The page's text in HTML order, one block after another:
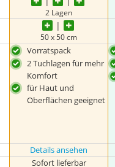
2 Lagen
50 x 50 cm
Vorratspack
2 Tuchlagen für mehr
Komfort
für Haut und
Oberflächen geeignet
Details ansehen
Sofort lieferbar